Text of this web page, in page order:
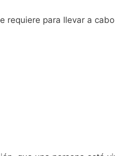
requiere para llevar a